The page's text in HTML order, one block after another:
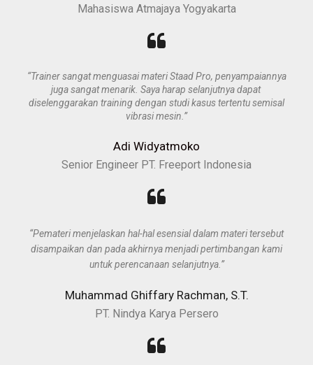
Mahasiswa Atmajaya Yogyakarta
“Trainer sangat menguasai materi Staad Pro, penyampaiannya
juga sangat menarik. Saya harap selanjutnya dapat
diselenggarakan training dengan studi kasus tertentu semisal
vibrasi mesin.”
Adi Widyatmoko
Senior Engineer PT. Freeport Indonesia
“Pemateri menjelaskan hal-hal esensial dalam materi tersebut
disampaikan dan pada akhirnya menjadi pertimbangan kami
untuk perencanaan selanjutnya.”
Muhammad Ghiffary Rachman, S.T.
PT. Nindya Karya Persero